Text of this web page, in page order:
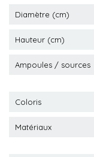
Diamètre (cm)
Hauteur (cm)
Ampoules / sources
Coloris
Matériaux